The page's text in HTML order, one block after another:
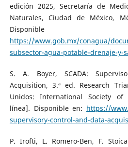
edición 2025, Secretaría de
Naturales, Ciudad de México,
https://www.gob.mx/conagua/
subsector-agua-potable-drenaje-y-
S. A. Boyer, SCADA:
Acquisition, 3.ª ed. Research
Unidos: International Society of
línea]. Disponible en: https://
supervisory-control-and-data-
P. Irofti, L. Romero-Ben, F.